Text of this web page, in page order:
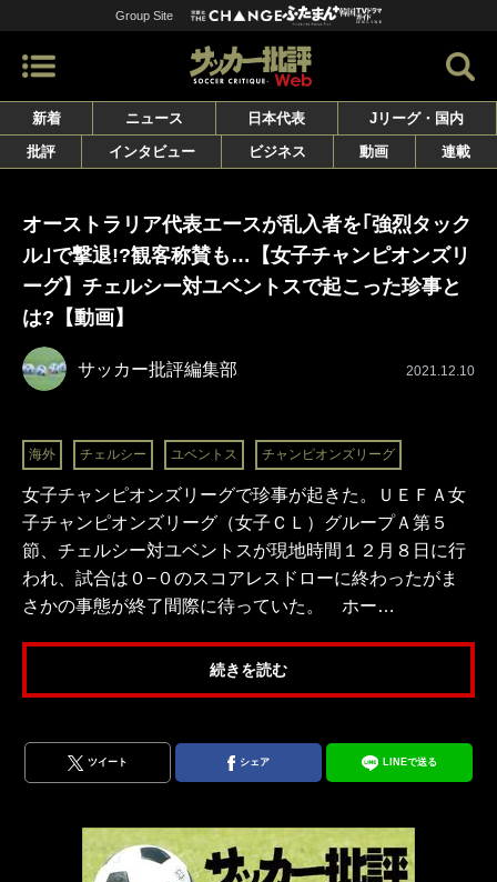
Group Site
新着 ニュース 日本代表
Jリーグ・国内
批評
インタビュー ビジネス 動画 連載
オーストラリア代表エースが乱入者を｢強烈タック
ル｣で撃退!?観客称賛も…【女子チャンピオンズリ
ーグ】チェルシー対ユベントスで起こった珍事と
は?【動画】
サッカー批評編集部 2021.12.10
海外 チェルシー ユベントス チャンピオンズリーグ
女子チャンピオンズリーグで珍事が起きた。ＵＥＦＡ女
子チャンピオンズリーグ（女子ＣＬ）グループＡ第５
節、チェルシー対ユベントスが現地時間１２月８日に行
われ、試合は０−０のスコアレスドローに終わったがま
さかの事態が終了間際に待っていた。 ホー…
続きを読む
ツイート シェア LINEで送る